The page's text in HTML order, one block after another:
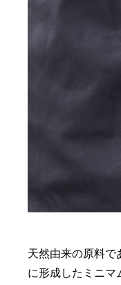
天然由来の原料で
に形成したミニマ